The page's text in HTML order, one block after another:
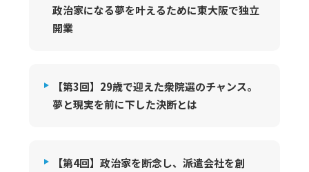
政治家になる夢を叶えるために東大阪で独立
開業
【第3回】29歳で迎えた衆院選のチャンス。
夢と現実を前に下した決断とは
【第4回】政治家を断念し、派遣会社を創